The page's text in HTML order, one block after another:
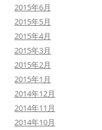
2015年6月
2015年5月
2015年4月
2015年3月
2015年2月
2015年1月
2014年12月
2014年11月
2014年10月